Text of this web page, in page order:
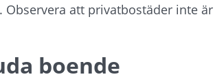
att privatbostäder inte
boende